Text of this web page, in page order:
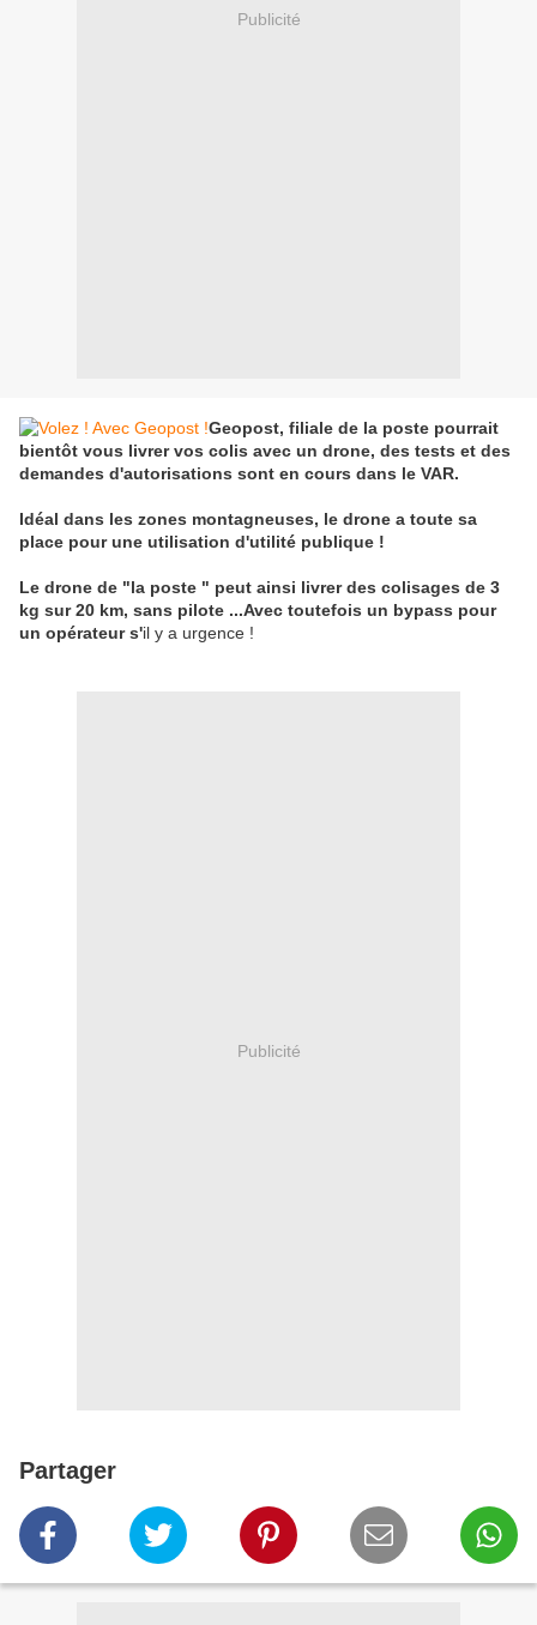
Publicité
Geopost, filiale de la poste pourrait
bientôt vous livrer vos colis avec un drone, des tests et des
demandes d'autorisations sont en cours dans le VAR.
Idéal dans les zones montagneuses, le drone a toute sa
place pour une utilisation d'utilité publique !
Le drone de "la poste " peut ainsi livrer des colisages de 3
kg sur 20 km, sans pilote ...Avec toutefois un bypass pour
un opérateur s'il y a urgence !
Publicité
Partager